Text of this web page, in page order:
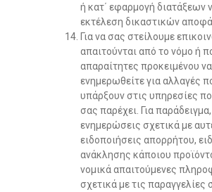
ή κατ΄ εφαρμογή διατάξεων
εκτέλεση δικαστικών
Για να σας στείλουμε
απαιτούνται από το νόμο ή
απαραίτητες προκειμένου να
ενημερωθείτε για αλλαγές
υπάρξουν στις υπηρεσίες
σας παρέχει. Για παράδειγμα,
ενημερώσεις σχετικά με
ειδοποιήσεις απορρήτου,
ανάκλησης κάποιου
νομικά απαιτούμενες
σχετικά με τις παραγγελίες